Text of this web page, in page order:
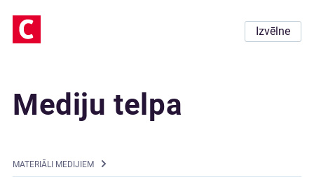
Izvēlne
Mediju telpa
MATERIĀLI MEDIJIEM